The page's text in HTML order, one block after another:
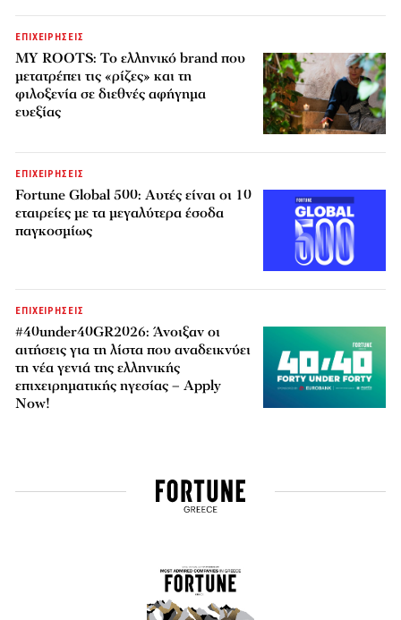
ΕΠΙΧΕΙΡΗΣΕΙΣ
MY ROOTS: Το ελληνικό brand που
μετατρέπει τις «ρίζες» και τη
φιλοξενία σε διεθνές αφήγημα
ευεξίας
ΕΠΙΧΕΙΡΗΣΕΙΣ
Fortune Global 500: Αυτές είναι οι 10
εταιρείες με τα μεγαλύτερα έσοδα
παγκοσμίως
ΕΠΙΧΕΙΡΗΣΕΙΣ
#40under40GR2026: Άνοιξαν οι
αιτήσεις για τη λίστα που αναδεικνύει
τη νέα γενιά της ελληνικής
επιχειρηματικής ηγεσίας – Apply
Now!